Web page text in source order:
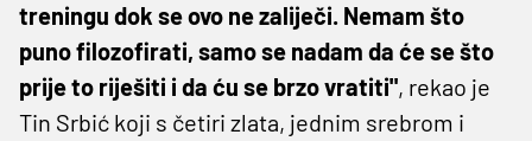
treningu dok se ovo ne zaliječi. Nemam što
puno filozofirati, samo se nadam da će se što
prije to riješiti i da ću se brzo vratiti", rekao je
Tin Srbić koji s četiri zlata, jednim srebrom i